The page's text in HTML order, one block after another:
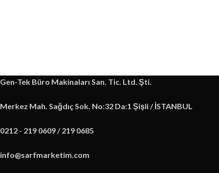
Gen-Tek Büro Makinaları San. Tic. Ltd. Şti.
Merkez Mah. Sağdıç Sok. No:32 Da:1 Şişli / İSTANBUL
0212 - 219 0609 / 219 0685
info@sarfmarketim.com